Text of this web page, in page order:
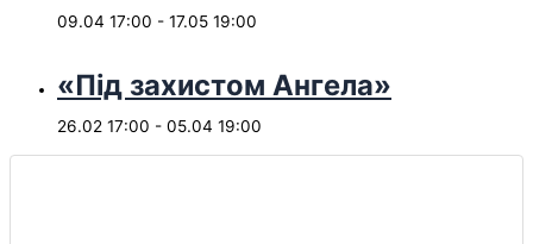
09.04 17:00 - 17.05 19:00
«Під захистом Ангела»
26.02 17:00 - 05.04 19:00